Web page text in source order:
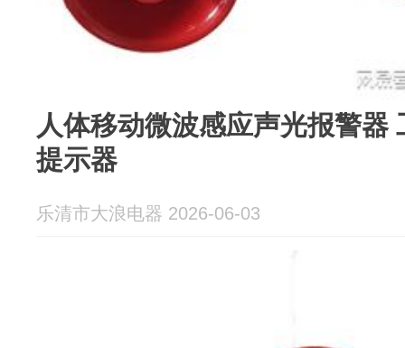
人体移动微波感应声光报警器
提示器
乐清市大浪电器 2026-06-03